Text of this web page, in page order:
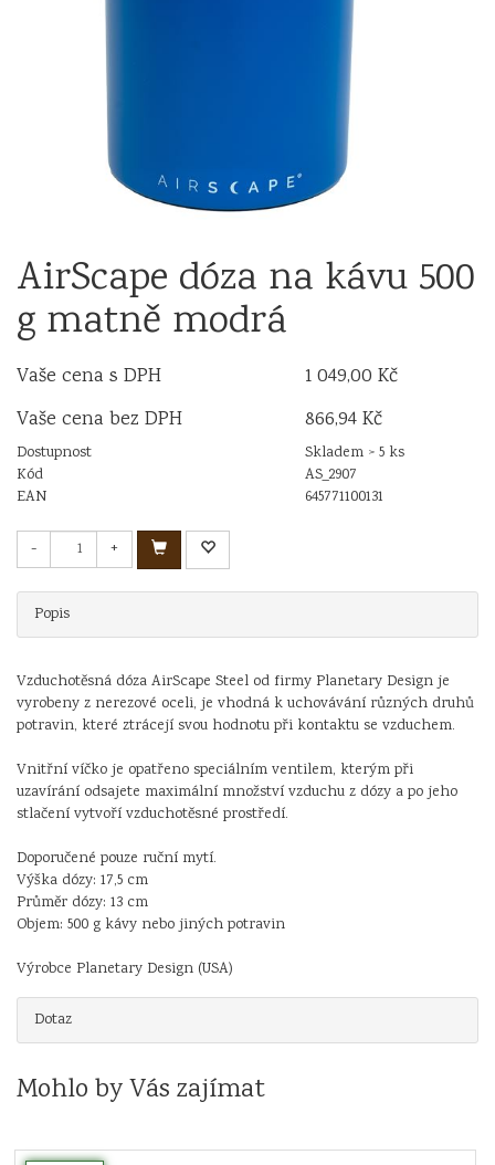
AirScape dóza na kávu 500
g matně modrá
Vaše cena s DPH
1 049,00 Kč
Vaše cena bez DPH
866,94 Kč
Dostupnost
Skladem > 5 ks
Kód
AS_2907
EAN
645771100131
- +
Popis
Vzduchotěsná dóza AirScape Steel od firmy Planetary Design je
vyrobeny z nerezové oceli, je vhodná k uchovávání různých druhů
potravin, které ztrácejí svou hodnotu při kontaktu se vzduchem.
Vnitřní víčko je opatřeno speciálním ventilem, kterým při
uzavírání odsajete maximální množství vzduchu z dózy a po jeho
stlačení vytvoří vzduchotěsné prostředí.
Doporučené pouze ruční mytí.
Výška dózy: 17,5 cm
Průměr dózy: 13 cm
Objem: 500 g kávy nebo jiných potravin
Výrobce Planetary Design (USA)
Dotaz
Mohlo by Vás zajímat